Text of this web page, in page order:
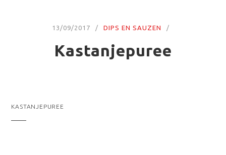
13/09/2017 DIPS EN SAUZEN
Kastanjepuree
KASTANJEPUREE